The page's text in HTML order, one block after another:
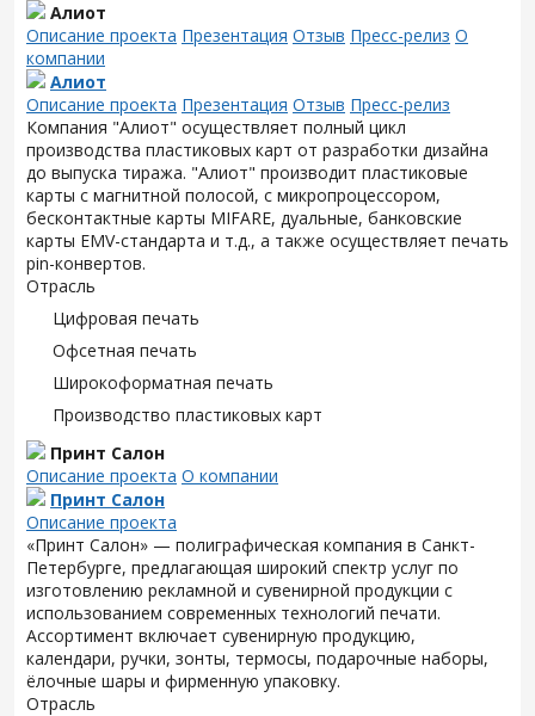
Алиот
Описание проекта Презентация Отзыв Пресс-релиз О
компании
Алиот
Описание проекта Презентация Отзыв Пресс-релиз
Компания "Алиот" осуществляет полный цикл
производства пластиковых карт от разработки дизайна
до выпуска тиража. "Алиот" производит пластиковые
карты с магнитной полосой, с микропроцессором,
бесконтактные карты MIFARE, дуальные, банковские
карты EMV-стандарта и т.д., а также осуществляет печать
pin-конвертов.
Отрасль
Цифровая печать
Офсетная печать
Широкоформатная печать
Производство пластиковых карт
Принт Салон
Описание проекта О компании
Принт Салон
Описание проекта
«Принт Салон» — полиграфическая компания в Санкт-
Петербурге, предлагающая широкий спектр услуг по
изготовлению рекламной и сувенирной продукции с
использованием современных технологий печати.
Ассортимент включает сувенирную продукцию,
календари, ручки, зонты, термосы, подарочные наборы,
ёлочные шары и фирменную упаковку.
Отрасль